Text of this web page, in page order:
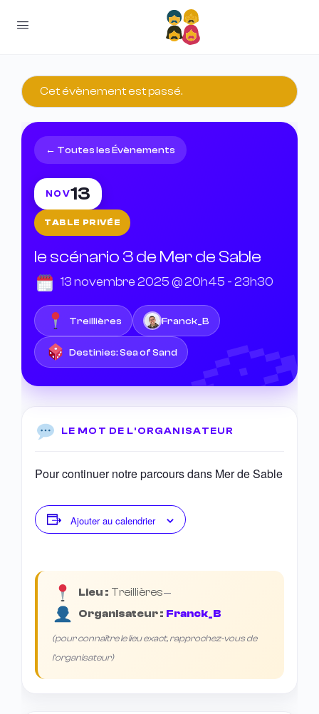
Cet évènement est passé.
← Toutes les Évènements
NOV13
TABLE PRIVÉE
le scénario 3 de Mer de Sable
13 novembre 2025 @ 20h45 - 23h30
Treillières Franck_B
Destinies: Sea of Sand
LE MOT DE L'ORGANISATEUR
Pour continuer notre parcours dans Mer de Sable
Ajouter au calendrier
Lieu : Treillières—
Organisateur : Franck_B
(pour connaître le lieu exact, rapprochez-vous de
l'organisateur)